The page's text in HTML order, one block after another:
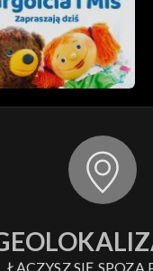
ŁĄCZYSZ SIĘ SPOZA